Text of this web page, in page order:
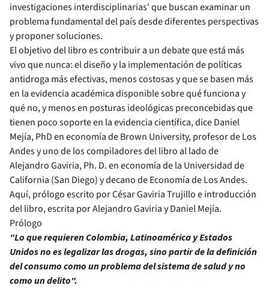
investigaciones interdisciplinarias' que buscan examinar un
problema fundamental del país desde diferentes perspectivas
y proponer soluciones.
El objetivo del libro es contribuir a un debate que está más
vivo que nunca: el diseño y la implementación de políticas
antidroga más efectivas, menos costosas y que se basen más
en la evidencia académica disponible sobre qué funciona y
qué no, y menos en posturas ideológicas preconcebidas que
tienen poco soporte en la evidencia científica, dice Daniel
Mejía, PhD en economía de Brown University, profesor de Los
Andes y uno de los compiladores del libro al lado de
Alejandro Gaviria, Ph. D. en economía de la Universidad de
California (San Diego) y decano de Economía de Los Andes.
Aquí, prólogo escrito por César Gaviria Trujillo e introducción
del libro, escrita por Alejandro Gaviria y Daniel Mejía.
Prólogo
"Lo que requieren Colombia, Latinoamérica y Estados
Unidos no es legalizar las drogas, sino partir de la definición
del consumo como un problema del sistema de salud y no
como un delito".